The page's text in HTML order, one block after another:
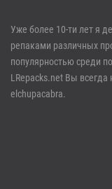
Забыли пароль?
Уже более 10-ти лет я
репаками различных
популярностью среди
LRepacks.net Вы всегда
elchupacabra.